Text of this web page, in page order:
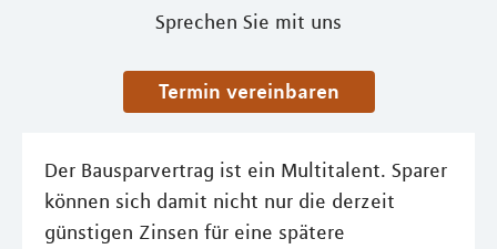
Sprechen Sie mit uns
Termin vereinbaren
Der Bausparvertrag ist ein Multitalent. Sparer
können sich damit nicht nur die derzeit
günstigen Zinsen für eine spätere